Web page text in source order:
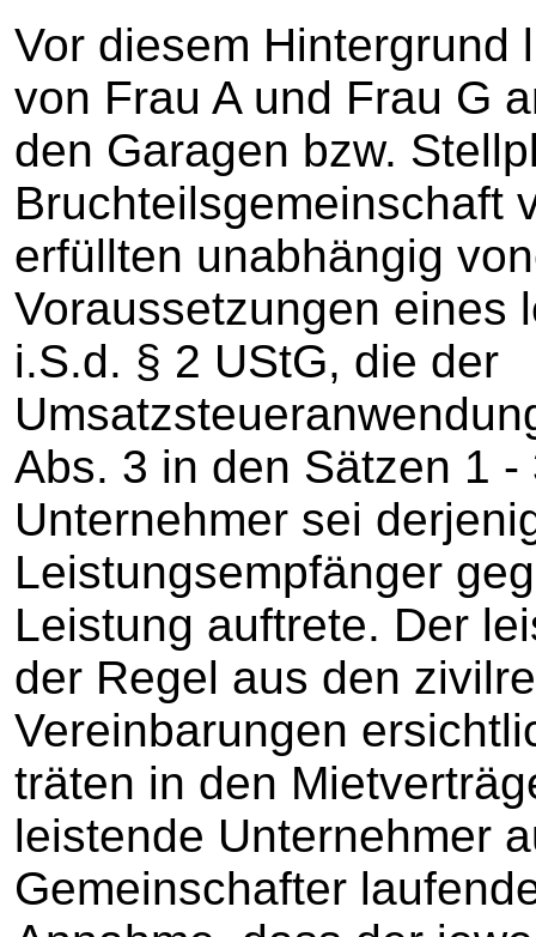
Vor diesem Hintergrund
von Frau A und Frau G
den Garagen bzw.
Bruchteilsgemeinschaft
erfüllten unabhängig
Voraussetzungen eines
i.S.d. § 2 UStG, die der
Abs. 3 in den Sätzen 1
Unternehmer sei
Leistungsempfänger
Leistung auftrete. Der
der Regel aus den
Vereinbarungen
träten in den
leistende Unternehmer
Gemeinschafter